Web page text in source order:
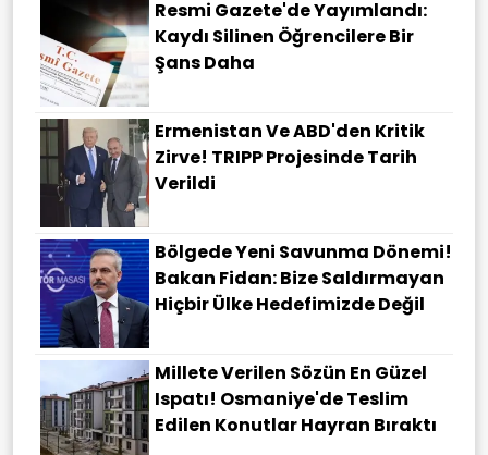
Resmi Gazete'de Yayımlandı:
Kaydı Silinen Öğrencilere Bir
Şans Daha
Ermenistan Ve ABD'den Kritik
Zirve! TRIPP Projesinde Tarih
Verildi
Bölgede Yeni Savunma Dönemi!
Bakan Fidan: Bize Saldırmayan
Hiçbir Ülke Hedefimizde Değil
Millete Verilen Sözün En Güzel
Ispatı! Osmaniye'de Teslim
Edilen Konutlar Hayran Bıraktı